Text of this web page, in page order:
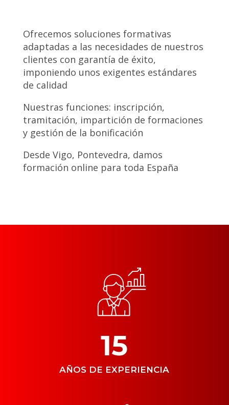
Ofrecemos soluciones formativas
adaptadas a las necesidades de nuestros
clientes con garantía de éxito,
imponiendo unos exigentes estándares
de calidad
Nuestras funciones: inscripción,
tramitación, impartición de formaciones
y gestión de la bonificación
Desde Vigo, Pontevedra, damos
formación online para toda España
15
AÑOS DE EXPERIENCIA